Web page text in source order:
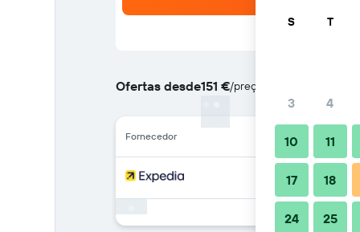
Ofertas desde151 €/preço por noite mais
Fornecedor
S T
3 4
10 11
17 18
24 25